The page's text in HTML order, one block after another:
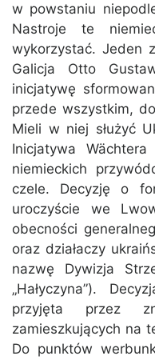
w powstaniu
Nastroje te
wykorzystać. Jeden
Galicja Otto
inicjatywę
przede wszystkim,
Mieli w niej służyć
Inicjatywa
niemieckich
czele. Decyzję o
uroczyście we
obecności
oraz działaczy
nazwę Dywizja
„Hałyczyna”).
przyjęta przez
zamieszkujących na
Do punktów